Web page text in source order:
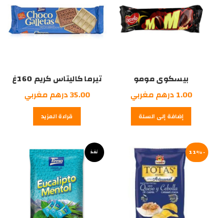
بيسكوي مومو
1.00 درهم مغربي
إضافة إلى السلة
تيرما كاليتاس كريم 160غ
35.00درهم مغربي
قراءة المزيد
-11% نفذ